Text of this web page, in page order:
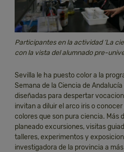
Participantes en la actividad ‘La
con la vista del alumnado pre-
Sevilla le ha puesto color a la
Semana de la Ciencia de
diseñadas para despertar
invitan a diluir el arco iris o
colores que son pura ciencia. Más
planeado excursiones, visitas
talleres, experimentos y
investigadora de la provincia a